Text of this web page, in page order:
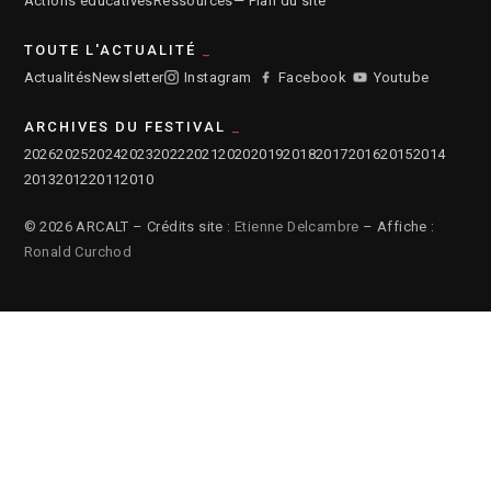
TOUTE L'ACTUALITÉ
ActualitésNewsletter Instagram Facebook Youtube
ARCHIVES DU FESTIVAL
2026202520242023202220212020201920182017201620152014
2013201220112010
© 2026 ARCALT – Crédits site : Etienne Delcambre – Affiche :
Ronald Curchod